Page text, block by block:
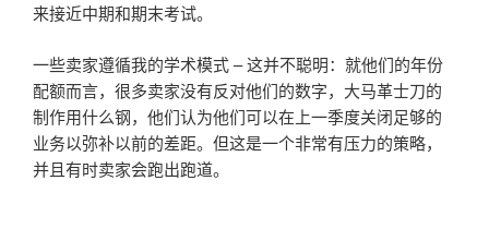
来接近中期和期末考试。
一些卖家遵循我的学术模式 – 这并不聪明：就他们的年份
配额而言，很多卖家没有反对他们的数字，大马革士刀的
制作用什么钢，他们认为他们可以在上一季度关闭足够的
业务以弥补以前的差距。但这是一个非常有压力的策略，
并且有时卖家会跑出跑道。